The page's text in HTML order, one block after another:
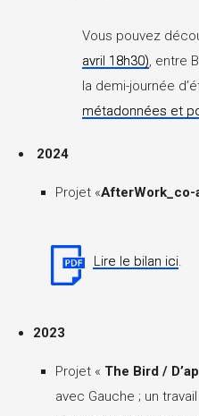
Vous pouvez
avril 18h30), entre
la demi-journée
métadonnées et
2024
Projet «AfterWork_co-
Lire le bilan ici.
2023
Projet « The Bird /
avec Gauche ; un